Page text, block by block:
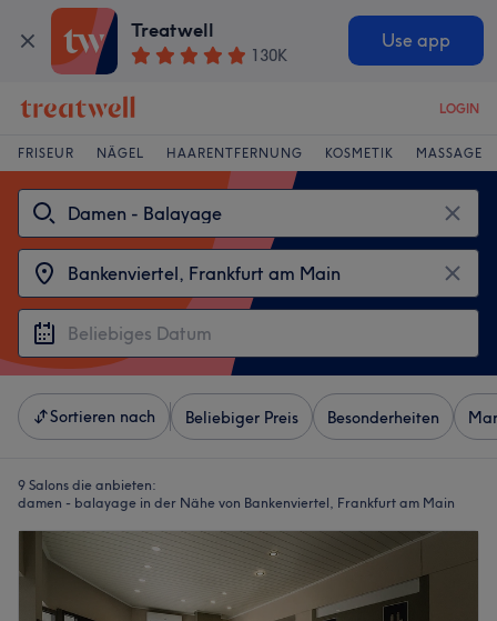
Treatwell
130K
Use app
LOGIN
FRISEUR NÄGEL HAARENTFERNUNG KOSMETIK MASSAGE
Sortieren nach Beliebiger Preis Besonderheiten
9 Salons die anbieten:
damen - balayage in der Nähe von Bankenviertel, Frankfurt am Main